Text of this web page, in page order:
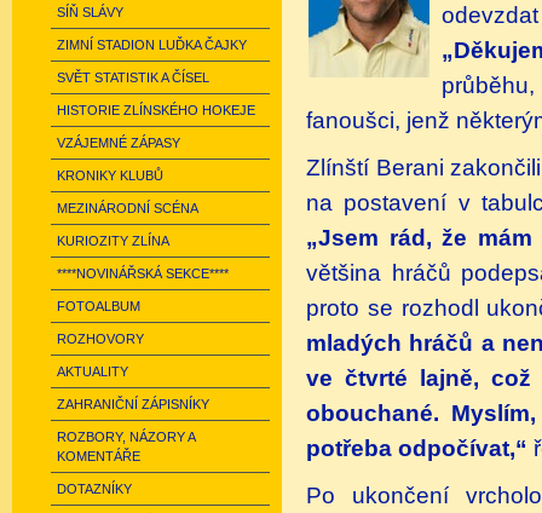
SÍŇ SLÁVY
ZIMNÍ STADION LUĎKA ČAJKY
SVĚT STATISTIK A ČÍSEL
HISTORIE ZLÍNSKÉHO HOKEJE
VZÁJEMNÉ ZÁPASY
KRONIKY KLUBŮ
MEZINÁRODNÍ SCÉNA
KURIOZITY ZLÍNA
****NOVINÁŘSKÁ SEKCE****
FOTOALBUM
ROZHOVORY
AKTUALITY
ZAHRANIČNÍ ZÁPISNÍKY
ROZBORY, NÁZORY A
KOMENTÁŘE
DOTAZNÍKY
fanoušci, jenž
Zlínští Berani
na postavení v
„Jsem rád, že
většina hráčů
proto se rozhodl
mladých hráčů a
ve čtvrté lajně, což
obouchané.
potřeba odpočívat,“
Po ukončení